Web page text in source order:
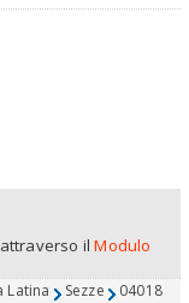
attraverso ilModulo
Latina Sezze 04018